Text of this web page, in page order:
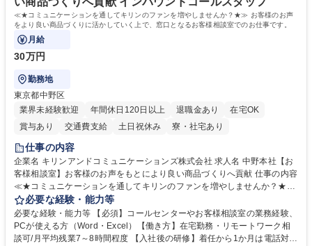
歴・資格 学歴：大学院 大学 高専 短大 語学力： 資格：
≪★コミュニケーションを通してキリンのファンを増やしませんか？★≫ お客様のお声
をより良い商品づくりに活かしていく上で、窓口となるお客様相談室でのお仕事です。
月給
30万円
勤務地
東京都中野区
業界未経験歓迎
年間休日120日以上 退職金あり
在宅OK
賞与あり
交通費支給 土日祝休み 寮・社宅あり
仕事の内容
企業名 キリンアンドコミュニケーションズ株式会社 求人名 中野本社【お
客様相談室】お客様のお声をもとにより良い商品づくりへ貢献 仕事の内容
≪★コミュニケーションを通してキリンのファンを増やしませんか？★≫
お客様のお声をより良い商品づくりに活かしていく上で、窓口となるお客
様相談室でのお仕事です。 日々お客様からいただくキリングループへのご
意見を、企業活動に活かしています。お客様からの声に迅速かつ誠意をも
って対応、情報提供するとともにグループ内活動に反映しています。 【具
必要な経験・能力等
必要な経験・能力等 【必須】コールセンターやお客様相談室の業務経験、
PCが使える方（Word・Excel）【働き方】在宅勤務・リモートワーク相
談可/月平均残業7～8時間程度 【入社後の研修】着任から1か月は電話対応